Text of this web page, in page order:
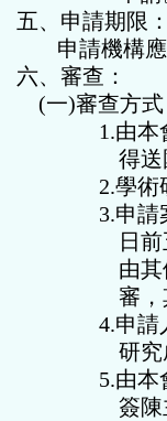
五、申請期限：
申請機構
六、審查：
(一)審查方式
1.由本
得送
2.學術
3.申請
日
由其
審
4.申請
研
5.由本
簽陳